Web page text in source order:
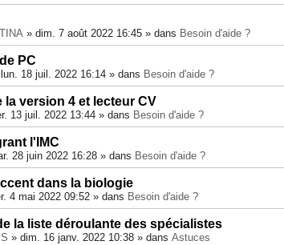
» dim. 7 août 2022 16:45 » dans Besoin d'aide ?
PC
18 juil. 2022 16:14 » dans Besoin d'aide ?
la version 4 et lecteur CV
13 juil. 2022 13:44 » dans Besoin d'aide ?
l'IMC
28 juin 2022 16:28 » dans Besoin d'aide ?
dans la biologie
4 mai 2022 09:52 » dans Besoin d'aide ?
la liste déroulante des spécialistes
» dim. 16 janv. 2022 10:38 » dans Astuces